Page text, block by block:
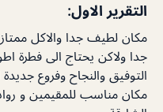
التقرير الاول:
مكان لطيف جدا والاكل
جدا ولاكن يحتاج الى فطرة
التوفيق والنجاح وفروع
مكان مناسب للمقيمين و